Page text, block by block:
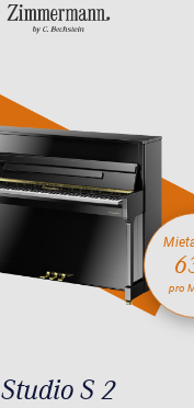
pro
Studio S 2